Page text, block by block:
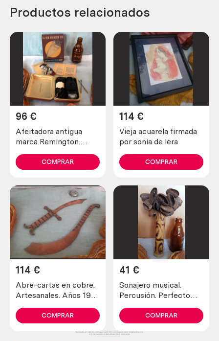
Productos relacionados
Afeitadora antigua
marca Remington.
colección
96 €
COMPRAR
Vieja acuarela firmada
por sonia de lera
114 €
COMPRAR
Abre-cartas en cobre.
Artesanales. Años 1900
letters in copper
114 €
COMPRAR
Sonajero musical.
Percusión. Perfecto
41 €
COMPRAR